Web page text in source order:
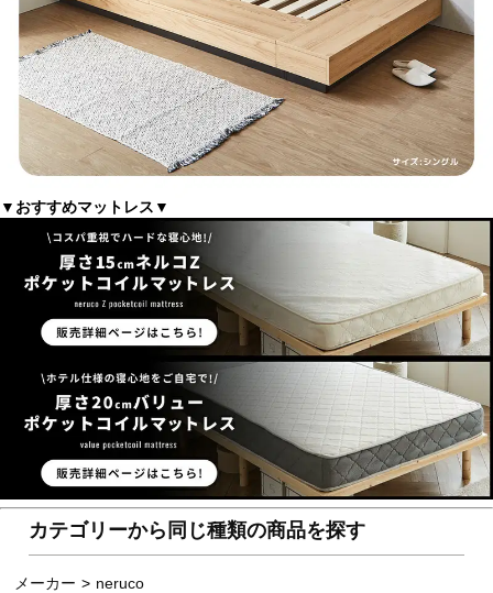
▼おすすめマットレス▼
カテゴリーから同じ種類の商品を探す
メーカー
neruco